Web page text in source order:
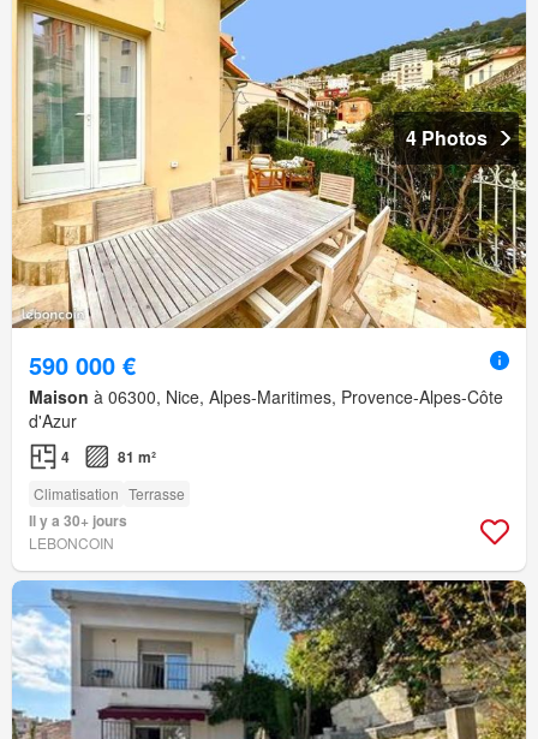
4 Photos
590 000 €
Maison à 06300, Nice, Alpes-Maritimes, Provence-Alpes-Côte
d'Azur
4 81 m²
Climatisation Terrasse
Il y a 30+ jours
LEBONCOIN